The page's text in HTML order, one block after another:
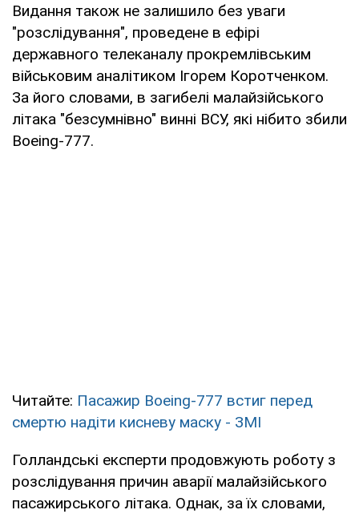
Видання також не залишило без уваги
"розслідування", проведене в ефірі
державного телеканалу прокремлівським
військовим аналітиком Ігорем Коротченком.
За його словами, в загибелі малайзійського
літака "безсумнівно" винні ВСУ, які нібито збили
Boeing-777.
Читайте: Пасажир Boeing-777 встиг перед
смертю надіти кисневу маску - ЗМІ
Голландські експерти продовжують роботу з
розслідування причин аварії малайзійського
пасажирського літака. Однак, за їх словами,